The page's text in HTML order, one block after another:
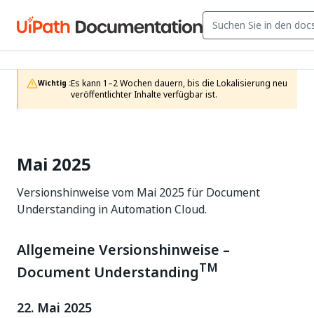
Wichtig :Es kann 1–2 Wochen dauern, bis die Lokalisierung neu
veröffentlichter Inhalte verfügbar ist.
Mai 2025
Versionshinweise vom Mai 2025 für Document
Understanding in Automation Cloud.
Allgemeine Versionshinweise –
Document UnderstandingTM
22. Mai 2025